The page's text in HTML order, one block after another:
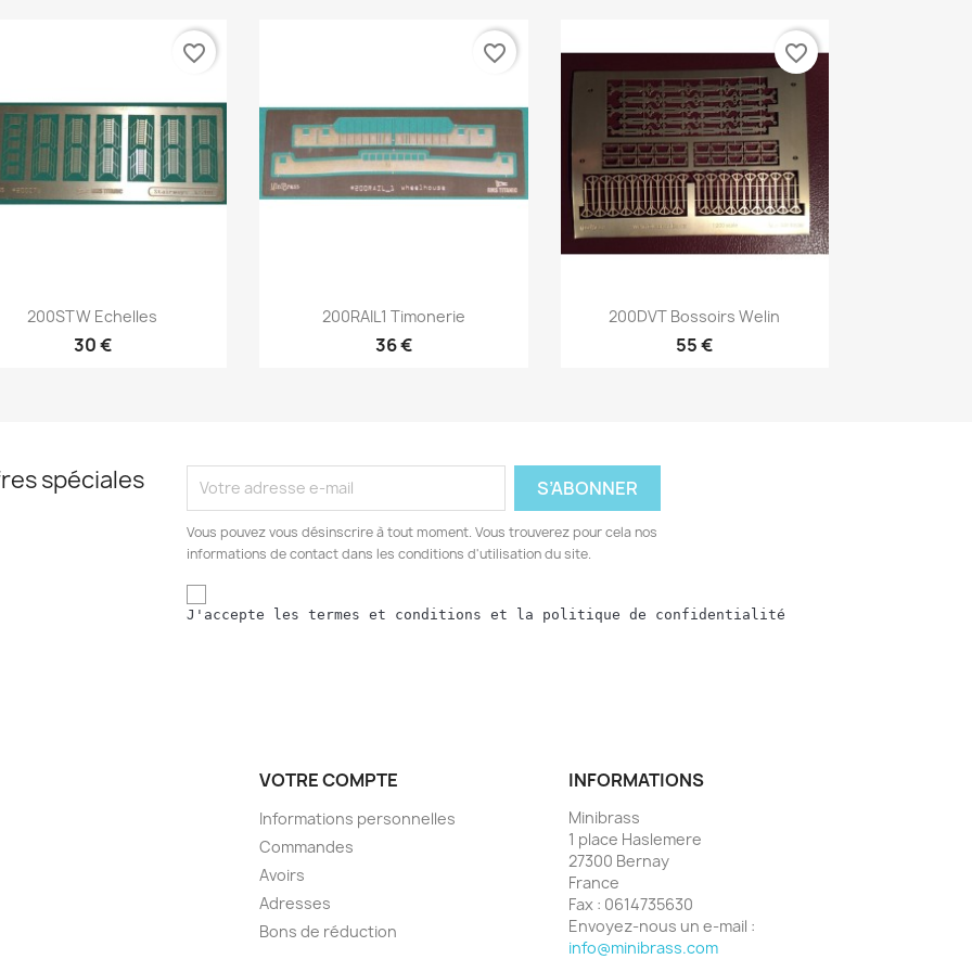
Aperçu rapide
200STW Echelles
30 €
favorite_border
Aperçu rapide
200RAIL1 Timonerie
36 €
favorite_border
Aperçu rapide
200DVT Bossoirs Welin
55 €
favorite_border
spéciales
Vous pouvez vous désinscrire à tout moment. Vous trouverez pour cela nos
informations de contact dans les conditions d'utilisation du site.
J'accepte les termes et conditions et la politique de confidentialité
VOTRE COMPTE
Informations personnelles
Commandes
Avoirs
Adresses
Bons de réduction
INFORMATIONS
Minibrass
1 place Haslemere
27300 Bernay
France
Fax : 0614735630
Envoyez-nous un e-mail :
info@minibrass.com